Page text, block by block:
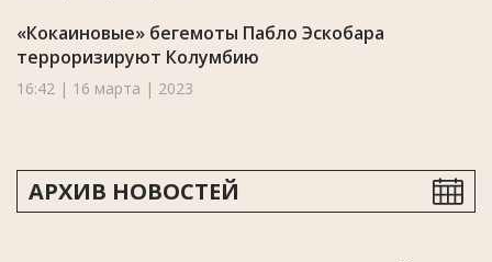
«Кокаиновые» бегемоты Пабло Эскобара
терроризируют Колумбию
16:42 | 16 марта | 2023
АРХИВ НОВОСТЕЙ